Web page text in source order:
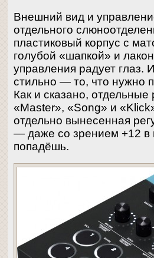
Внешний вид и
отдельного
пластиковый корпус с
голубой «шапкой» и
управления радует глаз.
стильно — то, что нужно
Как и сказано, отдельные
«Master», «Song» и
отдельно вынесенная
— даже со зрением +12 в
попадёшь.